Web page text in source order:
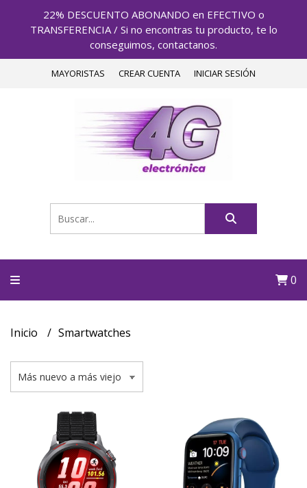
22% DESCUENTO ABONANDO en EFECTIVO o
TRANSFERENCIA / Si no encontras tu producto, te lo
conseguimos, contactanos.
MAYORISTAS CREAR CUENTA INICIAR SESIÓN
0
Inicio Smartwatches